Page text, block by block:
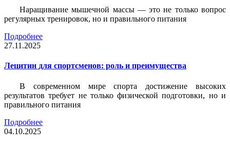
Наращивание мышечной массы — это не только вопрос
регулярных тренировок, но и правильного питания
Подробнее
27.11.2025
Лецитин для спортсменов: роль и преимущества
В современном мире спорта достижение высоких
результатов требует не только физической подготовки, но и
правильного питания
Подробнее
04.10.2025